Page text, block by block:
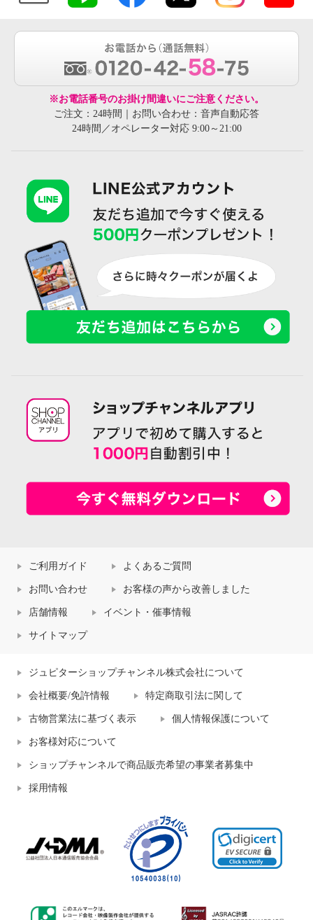
※お電話番号のお掛け間違いにご注意ください。
ご注文：24時間｜お問い合わせ：音声自動応答
24時間／オペレーター対応 9:00～21:00
ご利用ガイド よくあるご質問
お問い合わせ お客様の声から改善しました
店舗情報 イベント・催事情報
サイトマップ
ジュピターショップチャンネル株式会社について
会社概要/免許情報 特定商取引法に関して
古物営業法に基づく表示 個人情報保護について
お客様対応について
ショップチャンネルで商品販売希望の事業者募集中
採用情報